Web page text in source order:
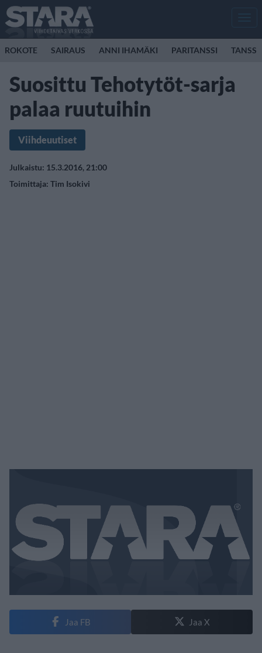
ROKOTE SAIRAUS ANNI IHAMÄKI PARITANSSI TANSSI
Suosittu Tehotytöt-sarja
palaa ruutuihin
Viihdeuutiset
Julkaistu: 15.3.2016, 21:00
Toimittaja: Tim Isokivi
Jaa FB Jaa X